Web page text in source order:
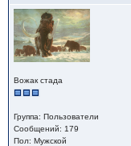
Вожак стада
Группа: Пользователи
Сообщений: 179
Пол: Мужской